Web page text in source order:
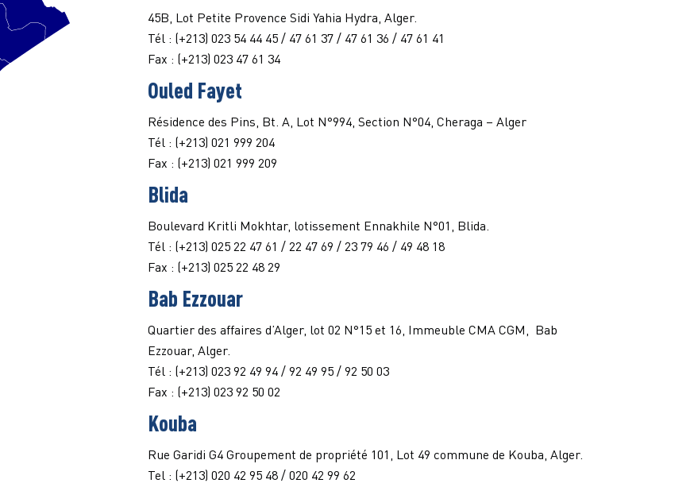
45B, Lot Petite Provence Sidi Yahia Hydra, Alger.
Tél : (+213) 023 54 44 45 / 47 61 37 / 47 61 36 / 47 61 41
Fax : (+213) 023 47 61 34
Ouled Fayet
Résidence des Pins, Bt. A, Lot N°994, Section N°04, Cheraga – Alger
Tél : (+213) 021 999 204
Fax : (+213) 021 999 209
Blida
Boulevard Kritli Mokhtar, lotissement Ennakhile N°01, Blida.
Tél : (+213) 025 22 47 61 / 22 47 69 / 23 79 46 / 49 48 18
Fax : (+213) 025 22 48 29
Bab Ezzouar
Quartier des affaires d’Alger, lot 02 N°15 et 16, Immeuble CMA CGM, Bab
Ezzouar, Alger.
Tél : (+213) 023 92 49 94 / 92 49 95 / 92 50 03
Fax : (+213) 023 92 50 02
Kouba
Rue Garidi G4 Groupement de propriété 101, Lot 49 commune de Kouba, Alger.
Tel : (+213) 020 42 95 48 / 020 42 99 62